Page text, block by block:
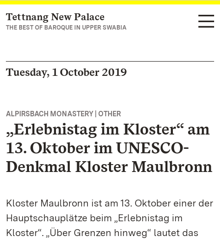
Navigate to main page
Tettnang New Palace
THE BEST OF BAROQUE IN UPPER SWABIA
Tuesday, 1 October 2019
ALPIRSBACH MONASTERY | OTHER
„Erlebnistag im Kloster“ am
13. Oktober im UNESCO-
Denkmal Kloster Maulbronn
Kloster Maulbronn ist am 13. Oktober einer der
Hauptschauplätze beim „Erlebnistag im
Kloster“. „Über Grenzen hinweg“ lautet das